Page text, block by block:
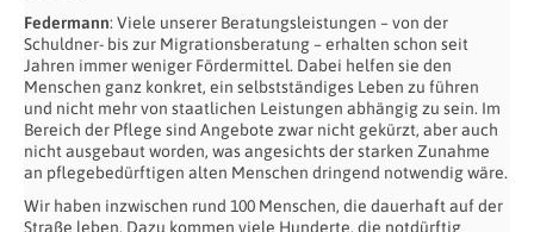
Federmann: Viele unserer Beratungsleistungen – von der
Schuldner- bis zur Migrationsberatung – erhalten schon seit
Jahren immer weniger Fördermittel. Dabei helfen sie den
Menschen ganz konkret, ein selbstständiges Leben zu führen
und nicht mehr von staatlichen Leistungen abhängig zu sein. Im
Bereich der Pflege sind Angebote zwar nicht gekürzt, aber auch
nicht ausgebaut worden, was angesichts der starken Zunahme
an pflegebedürftigen alten Menschen dringend notwendig wäre.
Wir haben inzwischen rund 100 Menschen, die dauerhaft auf der
Straße leben. Dazu kommen viele Hunderte, die notdürftig